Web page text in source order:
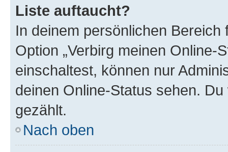
Liste auftaucht?
In deinem persönlichen
Option „Verbirg meinen Online-
einschaltest, können nur
deinen Online-Status sehen.
gezählt.
Nach oben